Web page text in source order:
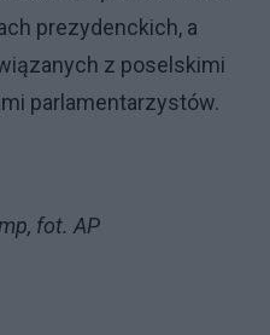
prezydenckich, a
z poselskimi
parlamentarzystów.
fot. AP